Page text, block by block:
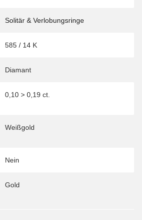
Solitär & Verlobungsringe
585 / 14 K
Diamant
0,10 > 0,19 ct.
Weißgold
Nein
Gold